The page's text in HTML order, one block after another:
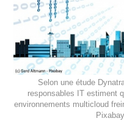
Selon une étude
responsables IT estiment
environnements multicloud